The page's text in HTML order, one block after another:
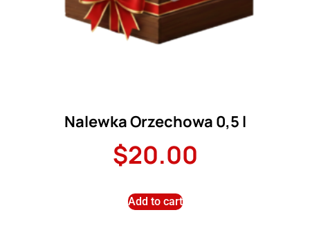
Nalewka Orzechowa 0,5 l
$20.00
Add to cart